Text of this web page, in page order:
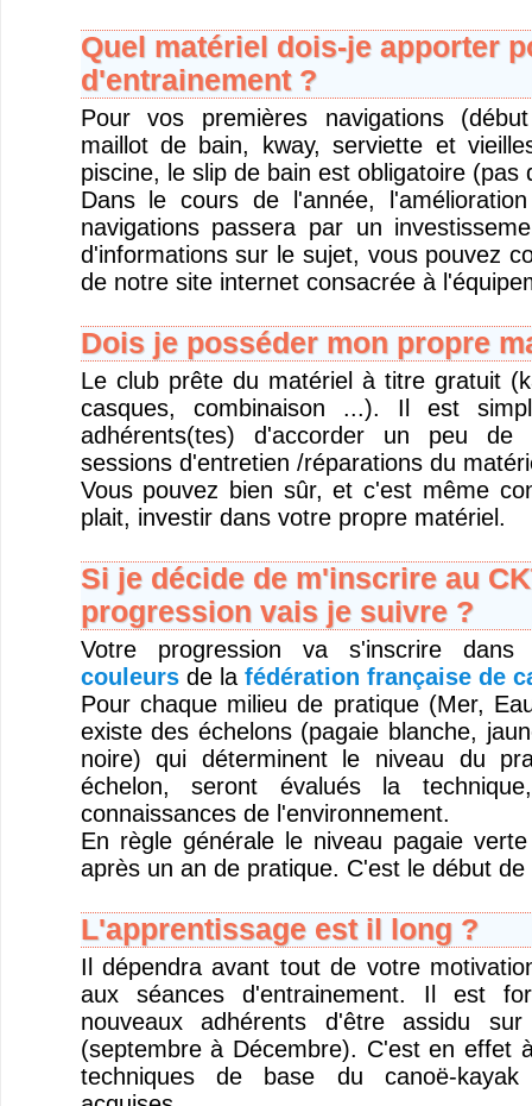
Quel matériel dois-je apporter
d'entrainement ?
Pour vos premières navigations
maillot de bain, kway, serviette et
piscine, le slip de bain est obligatoire (pas
Dans le cours de l'année,
navigations passera par un
d'informations sur le sujet, vous pouvez
de notre site internet consacrée à
Dois je posséder mon propre
Le club prête du matériel à titre gratuit
casques, combinaison ...). Il est
adhérents(tes) d'accorder un peu
sessions d'entretien /réparations du
Vous pouvez bien sûr, et c'est même
plait, investir dans votre propre matériel.
Si je décide de m'inscrire au
progression vais je suivre ?
Votre progression va s'inscrire
couleursde la fédération française de
Pour chaque milieu de pratique (Mer,
existe des échelons (pagaie blanche,
noire) qui déterminent le niveau du
échelon, seront évalués la
connaissances de l'environnement.
En règle générale le niveau pagaie
après un an de pratique. C'est le début de
L'apprentissage est il long ?
Il dépendra avant tout de votre
aux séances d'entrainement. Il est
nouveaux adhérents d'être assidu
(septembre à Décembre). C'est en effet
techniques de base du canoë-